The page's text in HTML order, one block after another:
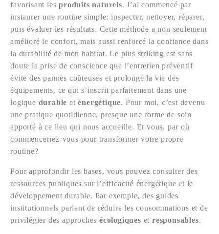
favorisant lesproduits naturels. J’ai commencé par
instaurer une routine simple: inspecter, nettoyer, réparer,
puis évaluer les résultats. Cette méthode a non seulement
amélioré le confort, mais aussi renforcé la confiance dans
la durabilité de mon habitat. Le plus striking est sans
doute la prise de conscience que l’entretien préventif
évite des pannes coûteuses et prolonge la vie des
équipements, ce qui s’inscrit parfaitement dans une
logique durable eténergétique. Pour moi, c’est devenu
une pratique quotidienne, presque une forme de soin
apporté à ce lieu qui nous accueille. Et vous, par où
commenceriez-vous pour transformer votre propre
routine?
Pour approfondir les bases, vous pouvez consulter des
ressources publiques sur l’efficacité énergétique et le
développement durable. Par exemple, des guides
institutionnels parlent de réduire les consommations et de
privilégier des approchesécologiques etresponsables.